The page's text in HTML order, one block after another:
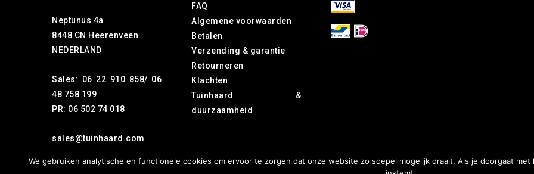
Neptunus 4a
8448 CN Heerenveen
NEDERLAND
Sales: 06 22 910 858/ 06
48 758 199
PR: 06 502 74 018
sales@tuinhaard.com
FAQ
Algemene voorwaarden
Betalen
Verzending & garantie
Retourneren
Klachten
Tuinhaard &
duurzaamheid
We gebruiken analytische en functionele cookies om ervoor te zorgen dat onze website zo soepel mogelijk draait. Als je doorgaat